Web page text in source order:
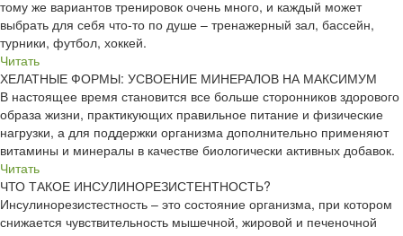
тому же вариантов тренировок очень много, и каждый может
выбрать для себя что-то по душе – тренажерный зал, бассейн,
турники, футбол, хоккей.
Читать
ХЕЛАТНЫЕ ФОРМЫ: УСВОЕНИЕ МИНЕРАЛОВ НА МАКСИМУМ
В настоящее время становится все больше сторонников здорового
образа жизни, практикующих правильное питание и физические
нагрузки, а для поддержки организма дополнительно применяют
витамины и минералы в качестве биологически активных добавок.
Читать
ЧТО ТАКОЕ ИНСУЛИНОРЕЗИСТЕНТНОСТЬ?
Инсулинорезистестность – это состояние организма, при котором
снижается чувствительность мышечной, жировой и печеночной